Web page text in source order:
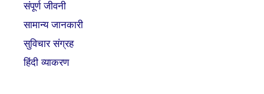
संपूर्ण जीवनी
सामान्य जानकारी
सुविचार संग्रह
हिंदी व्याकरण